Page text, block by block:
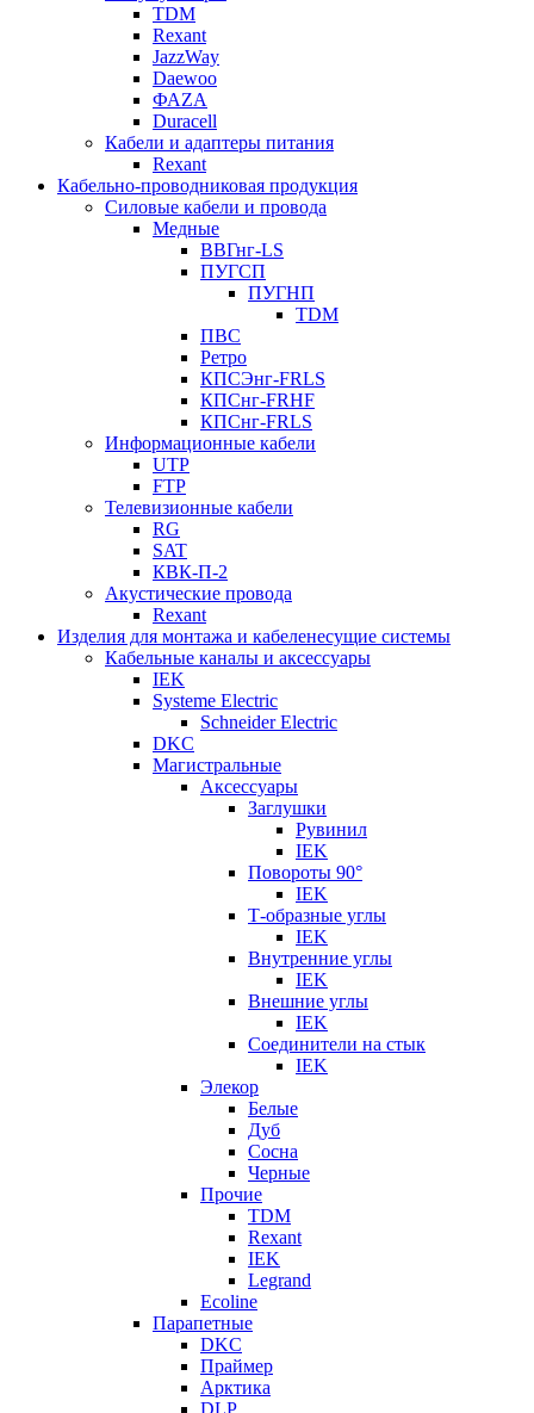
TDM
Rexant
JazzWay
Daewoo
ФАZА
Duracell
Кабели и адаптеры питания
Rexant
Кабельно-проводниковая продукция
Силовые кабели и провода
Медные
ВВГнг-LS
ПУГСП
ПУГНП
TDM
ПВС
Ретро
КПСЭнг-FRLS
КПСнг-FRHF
КПСнг-FRLS
Информационные кабели
UTP
FTP
Телевизионные кабели
RG
SAT
КВК-П-2
Акустические провода
Rexant
Изделия для монтажа и кабеленесущие системы
Кабельные каналы и аксессуары
IEK
Systeme Electric
Schneider Electric
DKC
Магистральные
Аксессуары
Заглушки
Рувинил
IEK
Повороты 90°
IEK
Т-образные углы
IEK
Внутренние углы
IEK
Внешние углы
IEK
Соединители на стык
IEK
Элекор
Белые
Дуб
Сосна
Черные
Прочие
TDM
Rexant
IEK
Legrand
Ecoline
Парапетные
DKC
Праймер
Арктика
DLP